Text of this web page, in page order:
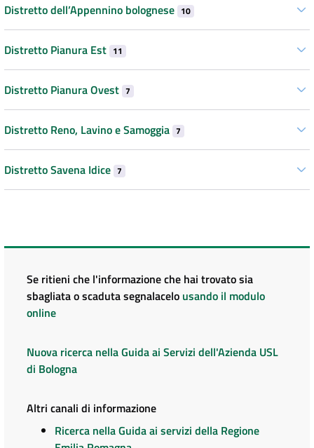
Distretto dell’Appennino bolognese 10
Distretto Pianura Est 11
Distretto Pianura Ovest 7
Distretto Reno, Lavino e Samoggia 7
Distretto Savena Idice 7
Se ritieni che l'informazione che hai trovato sia
sbagliata o scaduta segnalacelo usando il modulo
online
Nuova ricerca nella Guida ai Servizi dell'Azienda USL
di Bologna
Altri canali di informazione
Ricerca nella Guida ai servizi della Regione